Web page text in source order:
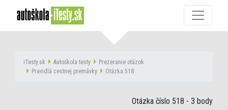
iTesty.sk Autoškola testy
Prezeranie otázok
Pravidlá cestnej premávky
Otázka 518
Otázka číslo 518 - 3 body